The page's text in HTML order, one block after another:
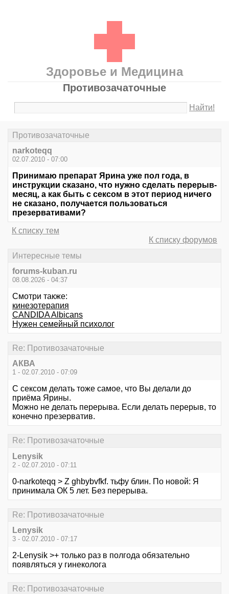
Здоровье и Медицина
Противозачаточные
Найти!
Противозачаточные
narkoteqq
02.07.2010 - 07:00
Принимаю препарат Ярина уже пол года, в
инструкции сказано, что нужно сделать перерыв-
месяц, а как быть с сексом в этот период ничего
не сказано, получается пользоваться
презервативами?
К списку тем
К списку форумов
Интересные темы
forums-kuban.ru
08.08.2026 - 04:37
Смотри также:
кинезотерапия
CANDIDA Albicans
Нужен семейный психолог
Re: Противозачаточные
АКВА
1 - 02.07.2010 - 07:09
С сексом делать тоже самое, что Вы делали до
приёма Ярины.
Можно не делать перерыва. Если делать перерыв, то
конечно презерватив.
Re: Противозачаточные
Lenysik
2 - 02.07.2010 - 07:11
0-narkoteqq > Z ghbybvfkf. тьфу блин. По новой: Я
принимала ОК 5 лет. Без перерыва.
Re: Противозачаточные
Lenysik
3 - 02.07.2010 - 07:17
2-Lenysik >+ только раз в полгода обязательно
появляться у гинеколога
Re: Противозачаточные